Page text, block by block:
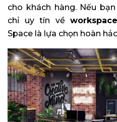
cho khách hàng. Nếu
chỉ uy tín về
Space là lựa chọn hoàn